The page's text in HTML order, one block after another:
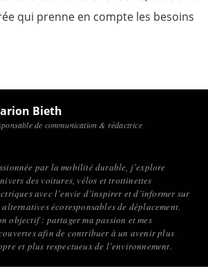
qui prenne en compte les besoins
Bieth
de communication & rédactrice
par la mobilité durable, j’explore
des voitures, vélos et trottinettes
avec l’envie d’inspirer et d’informer sur
alternatives écoresponsables de déplacement.
objectif : partager ma passion et mes
afin de contribuer à un avenir plus
et plus respectueux de l’environnement.